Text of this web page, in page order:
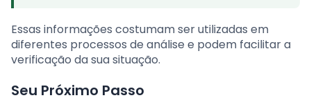
Essas informações costumam ser utilizadas em
diferentes processos de análise e podem facilitar a
verificação da sua situação.
Seu Próximo Passo